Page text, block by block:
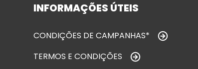
INFORMAÇÕES ÚTEIS
CONDIÇÕES DE CAMPANHAS*
TERMOS E CONDIÇÕES